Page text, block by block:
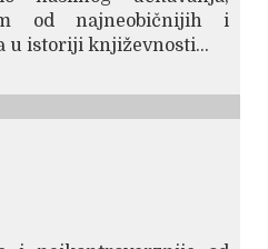
od najneobičnijih i
u istoriji književnosti...